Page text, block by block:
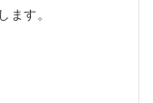
ます。